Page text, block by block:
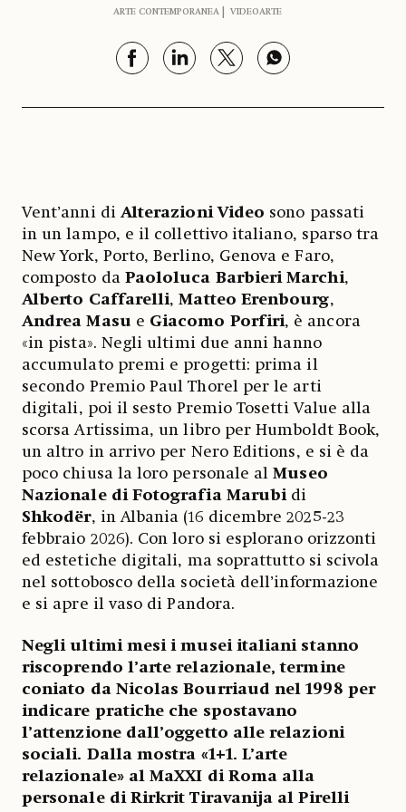
ARTE CONTEMPORANEA VIDEOARTE
Vent’anni di Alterazioni Video sono passati
in un lampo, e il collettivo italiano, sparso tra
New York, Porto, Berlino, Genova e Faro,
composto da Paololuca Barbieri Marchi,
Alberto Caffarelli,Matteo Erenbourg,
Andrea Masu e Giacomo Porfiri, è ancora
«in pista». Negli ultimi due anni hanno
accumulato premi e progetti: prima il
secondo Premio Paul Thorel per le arti
digitali, poi il sesto Premio Tosetti Value alla
scorsa Artissima, un libro per Humboldt Book,
un altro in arrivo per Nero Editions, e si è da
poco chiusa la loro personale alMuseo
Nazionale di Fotografia Marubidi
Shkodër, in Albania (16 dicembre 2025-23
febbraio 2026). Con loro si esplorano orizzonti
ed estetiche digitali, ma soprattutto si scivola
nel sottobosco della società dell’informazione
e si apre il vaso di Pandora.
Negli ultimi mesi i musei italiani stanno
riscoprendo l’arte relazionale, termine
coniato da Nicolas Bourriaud nel 1998 per
indicare pratiche che spostavano
l’attenzione dall’oggetto alle relazioni
sociali. Dalla mostra «1+1. L’arte
relazionale» al MaXXI di Roma alla
personale di Rirkrit Tiravanija al Pirelli